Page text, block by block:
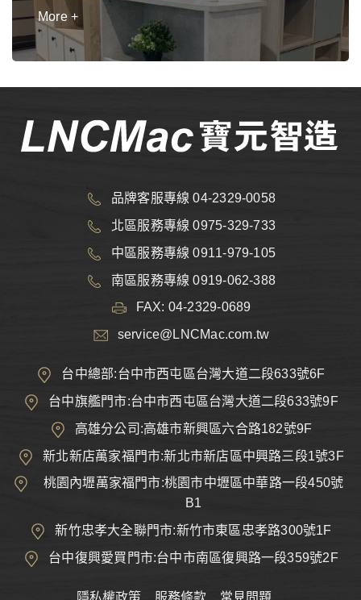
More +
品牌客服專線 04-2329-0058
北區服務專線 0975-329-733
中區服務專線 0911-979-105
南區服務專線 0919-062-388
FAX: 04-2329-0689
service@LNCMac.com.tw
台中總部:台中市西屯區台灣大道二段633號6F
台中旗艦門市:台中市西屯區台灣大道二段633號9F
高雄分公司:高雄市新興區六合路182號9F
新北新店萬家福門市:新北市新店區中興路三段1號3F
桃園內壢萬家福門市:桃園市中壢區中華路一段450號
B1
新竹忠孝大全聯門市:新竹市東區忠孝路300號1F
台中復興愛買門市:台中市南區復興路一段359號2F
隱私權政策 服務條款 常見問題